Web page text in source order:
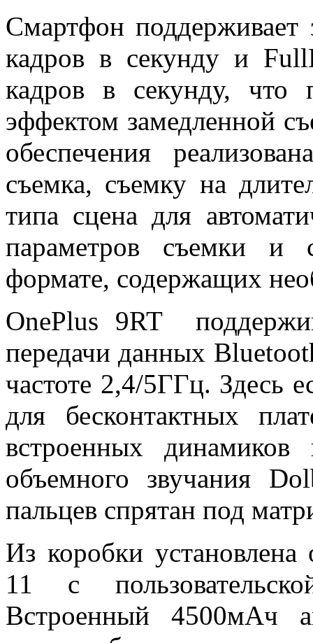
Смартфон поддерживает
кадров в секунду и
кадров в секунду, что
эффектом замедленной
обеспечения
съемка, съемку на
типа сцена для
параметров съемки и
формате, содержащих
OnePlus 9RT
передачи данных
частоте 2,4/5ГГц. Здесь
для бесконтактных
встроенных
объемного звучания
пальцев спрятан под
Из коробки
11 с
Встроенный 4500мАч